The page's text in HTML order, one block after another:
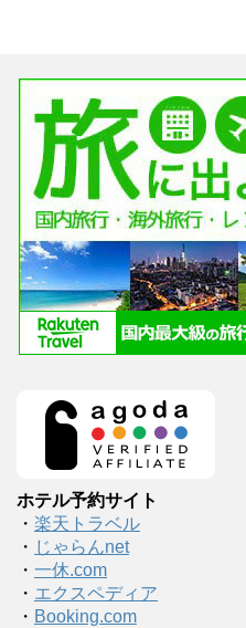
ホテル予約サイト
・ 楽天トラベル
・ じゃらんnet
・ 一休.com
・ エクスペディア
・ Booking.com